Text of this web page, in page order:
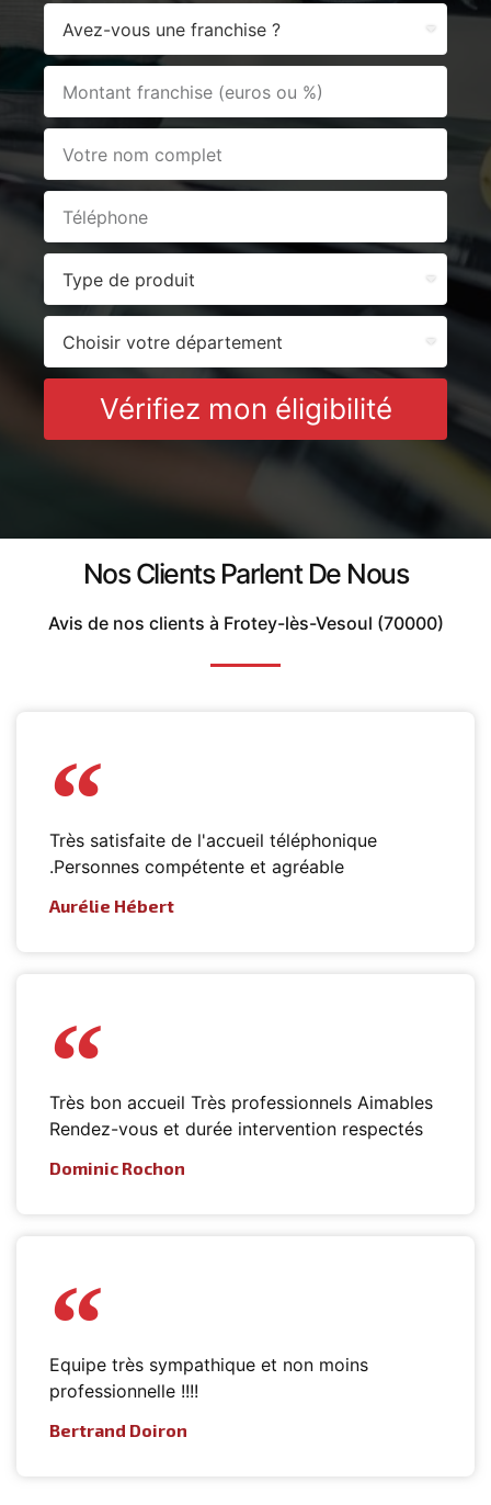
Vérifiez mon éligibilité
Nos Clients Parlent De Nous
Avis de nos clients à Frotey-lès-Vesoul (70000)
Très satisfaite de l'accueil téléphonique
.Personnes compétente et agréable
Aurélie Hébert
Très bon accueil Très professionnels Aimables
Rendez-vous et durée intervention respectés
Dominic Rochon
Equipe très sympathique et non moins
professionnelle !!!!
Bertrand Doiron